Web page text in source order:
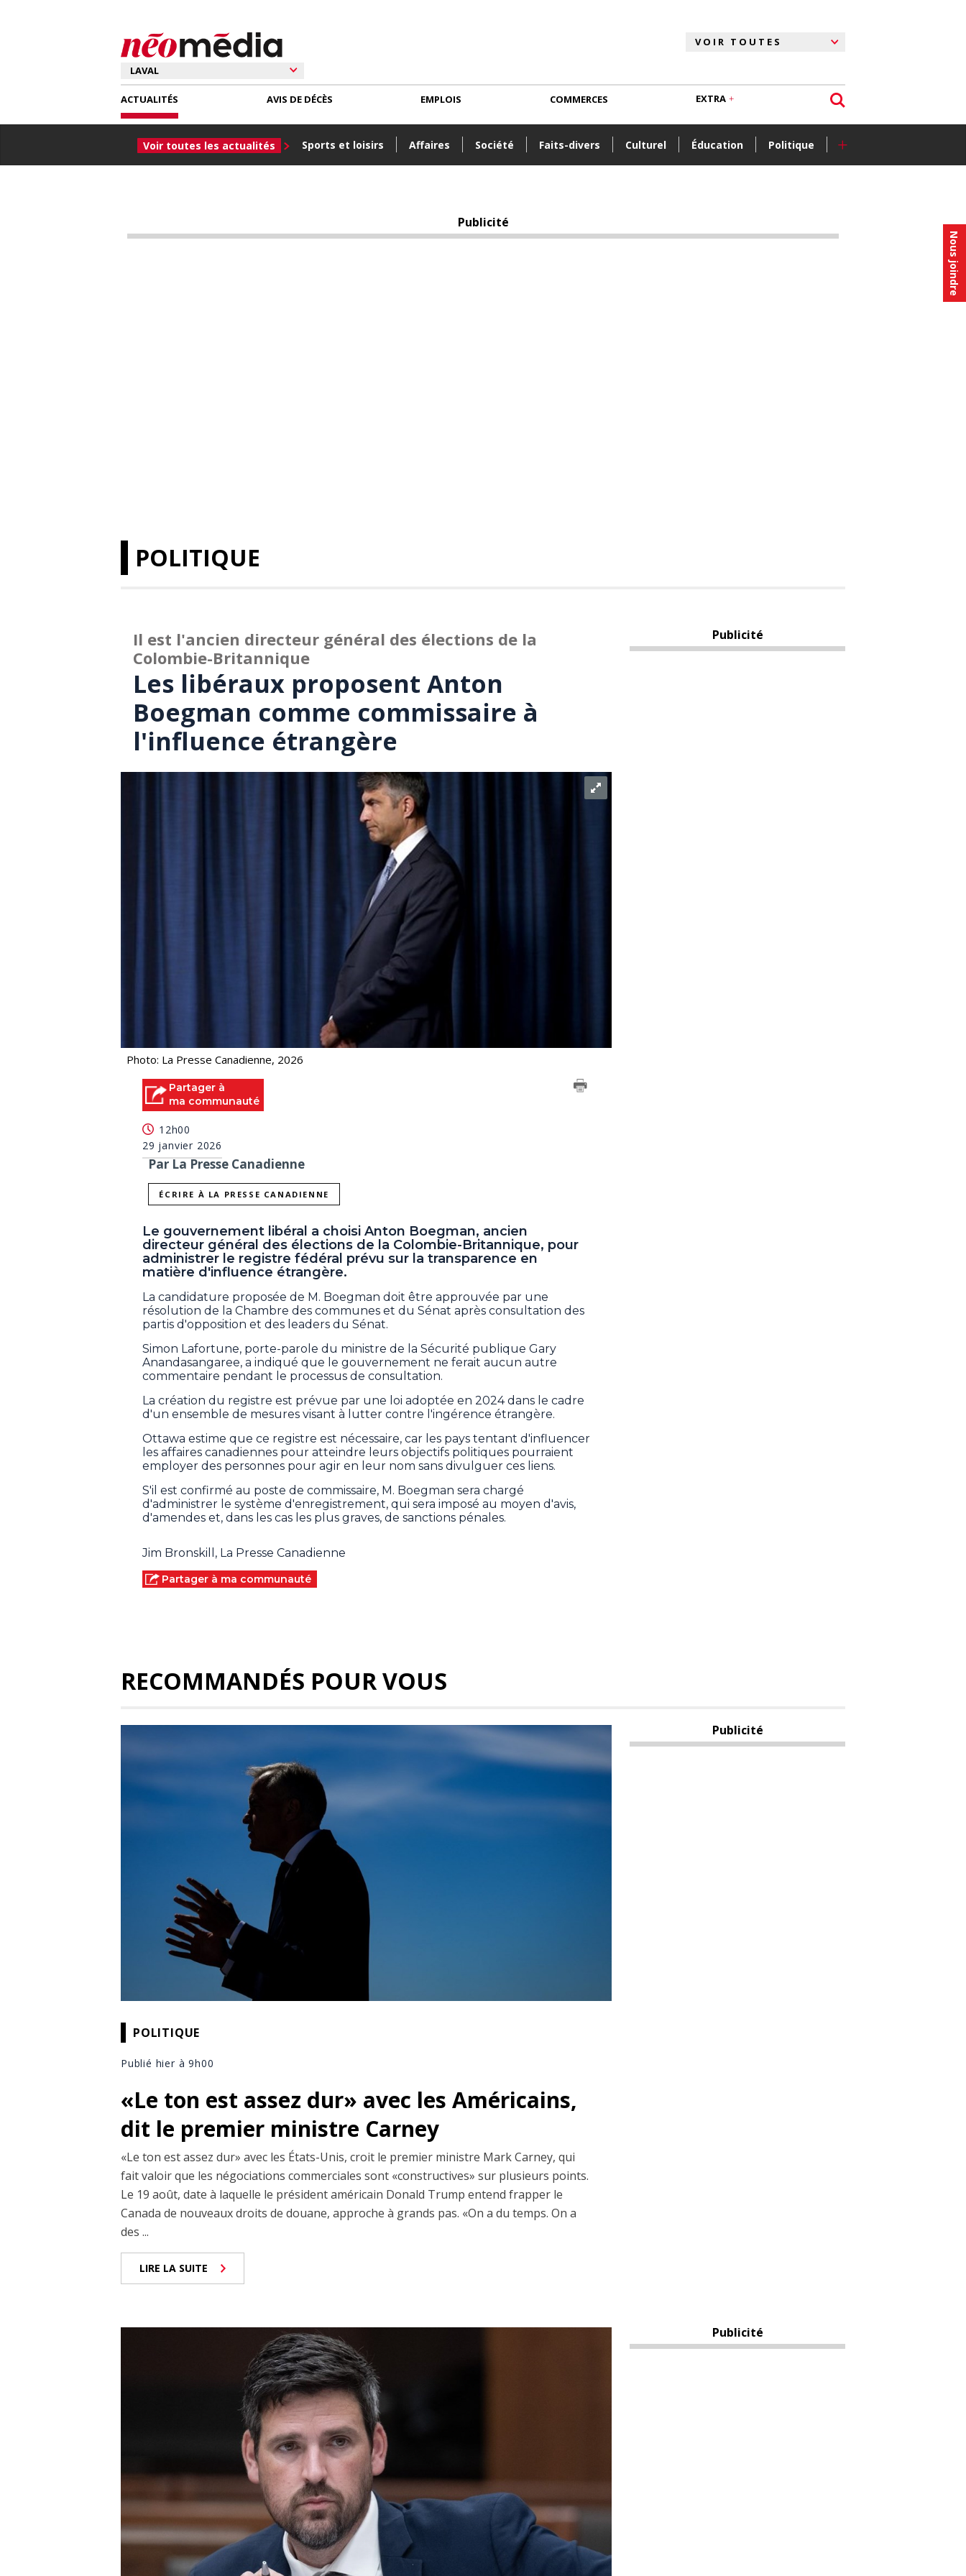
Nous joindre
ACTUALITÉS
Voir toutes les actualités Sports et loisirs Affaires Société Faits-divers Culturel Éducation Politique +
AVIS DE DÉCÈS EMPLOIS COMMERCES EXTRA
Publicité
POLITIQUE
Il est l'ancien directeur général des élections de la
Colombie-Britannique
Les libéraux proposent Anton
Boegman comme commissaire à
l'influence étrangère
Photo: La Presse Canadienne, 2026
Partager à
ma communauté
12h00
29 janvier 2026
Par La Presse Canadienne
ÉCRIRE À LA PRESSE CANADIENNE
Le gouvernement libéral a choisi Anton Boegman, ancien
directeur général des élections de la Colombie-Britannique, pour
administrer le registre fédéral prévu sur la transparence en
matière d'influence étrangère.
La candidature proposée de M. Boegman doit être approuvée par une
résolution de la Chambre des communes et du Sénat après consultation des
partis d'opposition et des leaders du Sénat.
Simon Lafortune, porte-parole du ministre de la Sécurité publique Gary
Anandasangaree, a indiqué que le gouvernement ne ferait aucun autre
commentaire pendant le processus de consultation.
La création du registre est prévue par une loi adoptée en 2024 dans le cadre
d'un ensemble de mesures visant à lutter contre l'ingérence étrangère.
Ottawa estime que ce registre est nécessaire, car les pays tentant d'influencer
les affaires canadiennes pour atteindre leurs objectifs politiques pourraient
employer des personnes pour agir en leur nom sans divulguer ces liens.
S'il est confirmé au poste de commissaire, M. Boegman sera chargé
d'administrer le système d'enregistrement, qui sera imposé au moyen d'avis,
d'amendes et, dans les cas les plus graves, de sanctions pénales.
Jim Bronskill, La Presse Canadienne
Partager à ma communauté
Publicité
RECOMMANDÉS POUR VOUS
POLITIQUE
Publié hier à 9h00
«Le ton est assez dur» avec les Américains,
dit le premier ministre Carney
«Le ton est assez dur» avec les États-Unis, croit le premier ministre Mark Carney, qui
fait valoir que les négociations commerciales sont «constructives» sur plusieurs points.
Le 19 août, date à laquelle le président américain Donald Trump entend frapper le
Canada de nouveaux droits de douane, approche à grands pas. «On a du temps. On a
des ...
LIRE LA SUITE
Publicité
Publicité